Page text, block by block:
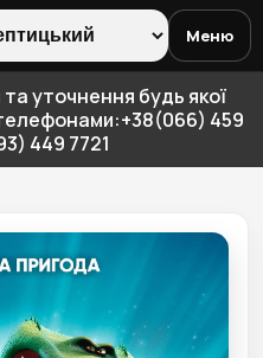
Меню
уточнення будь якої
телефонами:+38(066) 459
449 7721